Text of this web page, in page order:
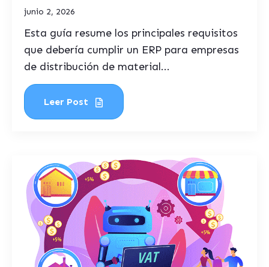
junio 2, 2026
Esta guía resume los principales requisitos
que debería cumplir un ERP para empresas
de distribución de material...
Leer Post